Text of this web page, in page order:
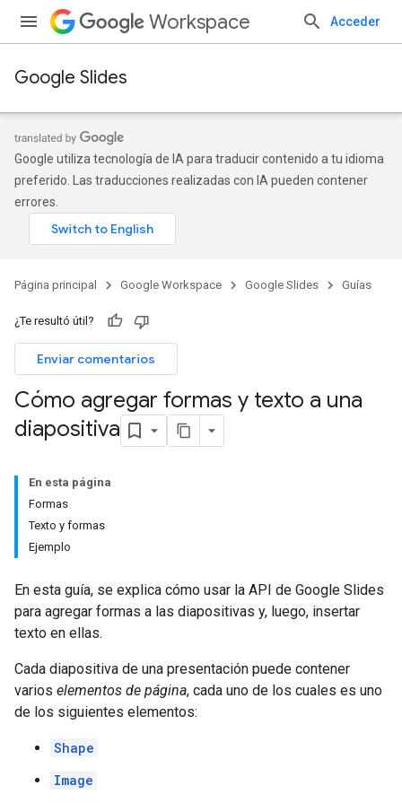
Workspace Acceder
Google Slides
Google utiliza tecnología de IA para traducir contenido a tu idioma
preferido. Las traducciones realizadas con IA pueden contener
errores.
Página principal Google Workspace Google Slides Guías
¿Te resultó útil?
Enviar comentarios
Cómo agregar formas y texto a una
diapositiva
En esta página
Formas
Texto y formas
Ejemplo
En esta guía, se explica cómo usar la API de Google Slides
para agregar formas a las diapositivas y, luego, insertar
texto en ellas.
Cada diapositiva de una presentación puede contener
varios elementos de página, cada uno de los cuales es uno
de los siguientes elementos:
Shape
Image